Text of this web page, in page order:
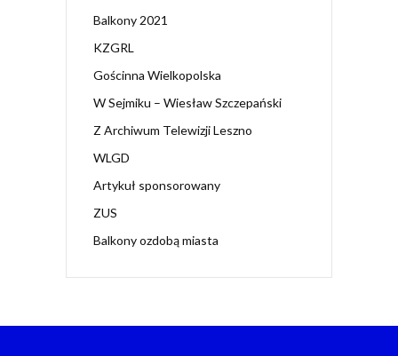
Balkony 2021
KZGRL
Gościnna Wielkopolska
W Sejmiku – Wiesław Szczepański
Z Archiwum Telewizji Leszno
WLGD
Artykuł sponsorowany
ZUS
Balkony ozdobą miasta